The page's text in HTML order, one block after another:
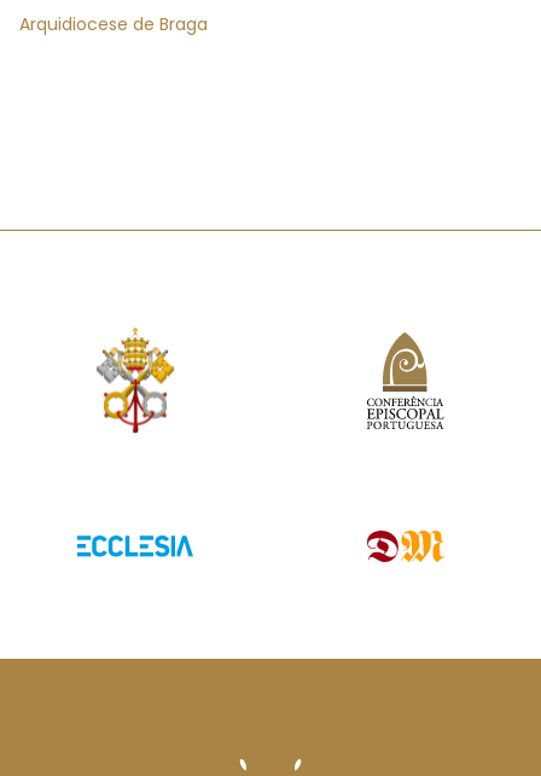
Arquidiocese de Braga